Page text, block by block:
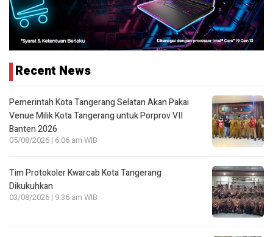
Recent News
Pemerintah Kota Tangerang Selatan Akan Pakai
Venue Milik Kota Tangerang untuk Porprov VII
Banten 2026
05/08/2026 | 6:06 am WIB
Tim Protokoler Kwarcab Kota Tangerang
Dikukuhkan
03/08/2026 | 9:36 am WIB